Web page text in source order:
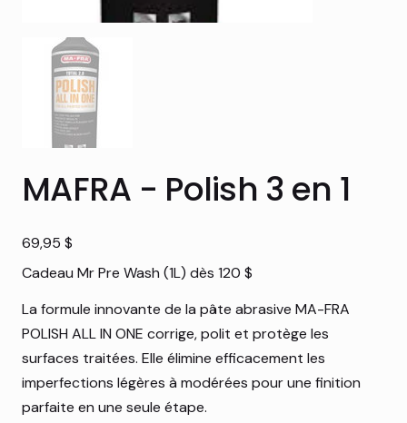
MAFRA - Polish 3 en 1
Prix
69,95 $
Cadeau Mr Pre Wash (1L) dès 120 $
La formule innovante de la pâte abrasive MA-FRA
POLISH ALL IN ONE corrige, polit et protège les
surfaces traitées. Elle élimine efficacement les
imperfections légères à modérées pour une finition
parfaite en une seule étape.